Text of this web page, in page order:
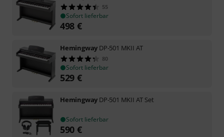
55
Sofort lieferbar
498 €
Hemingway DP-501 MKII AT
80
Sofort lieferbar
529 €
Hemingway DP-501 MKII AT Set
Sofort lieferbar
590 €